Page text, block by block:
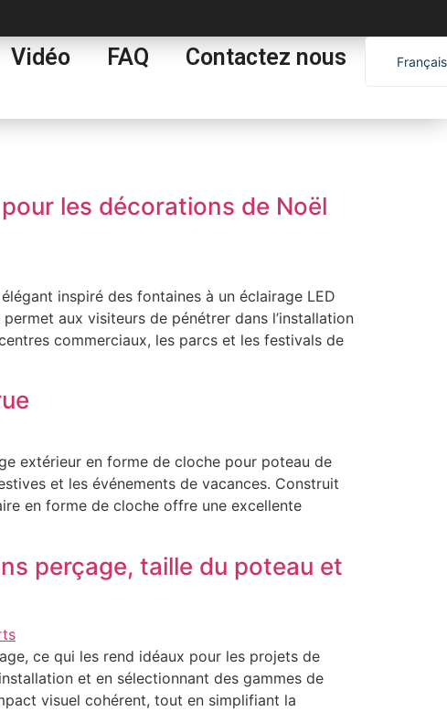
Vidéo FAQ Contactez nous
Français
English
Español
les décorations de Noël
inspiré des fontaines à un éclairage LED
aux visiteurs de pénétrer dans l’installation
commerciaux, les parcs et les festivals de
extérieur en forme de cloche pour poteau de
et les événements de vacances. Construit
en forme de cloche offre une excellente
perçage, taille du poteau et
ce qui les rend idéaux pour les projets de
et en sélectionnant des gammes de
visuel cohérent, tout en simplifiant la